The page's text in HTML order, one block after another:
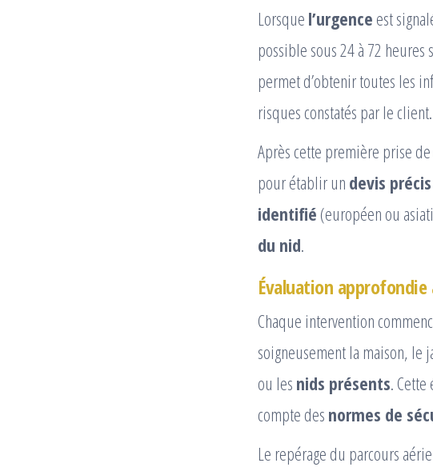
Lorsque l’urgence est
possible sous 24 à 72
permet d’obtenir toutes les
risques constatés par le client.
Après cette première prise de
pour établir un devis précis
identifié (européen ou
du nid.
Évaluation
Chaque intervention
soigneusement la maison,
ou les nids présents.
compte des normes de
Le repérage du parcours